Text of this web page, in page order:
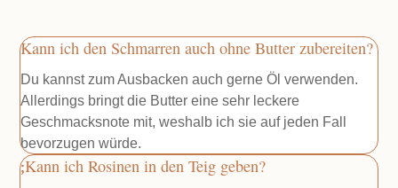
Kann ich den Schmarren auch ohne Butter zubereiten?
Du kannst zum Ausbacken auch gerne Öl verwenden.
Allerdings bringt die Butter eine sehr leckere
Geschmacksnote mit, weshalb ich sie auf jeden Fall
bevorzugen würde.
Kann ich Rosinen in den Teig geben?